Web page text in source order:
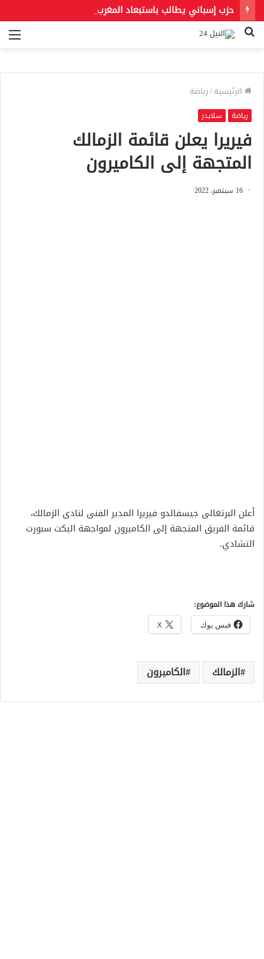
بحث
الرئيسية/رياضة
رياضة سلايدر
فيريرا يعلن قائمة الزمالك
المتجهة إلى الكاميرون
16 سبتمبر، 2022
أعلن البرتغالى جيسفالدو فيريرا المدير الفنى لنادى الزمالك،
قائمة الفريق المتجهة إلى الكاميرون لمواجهة اليكت سبورت
التشادي.
شارك هذا الموضوع:
فيس بوك X
الزمالك الكاميرون